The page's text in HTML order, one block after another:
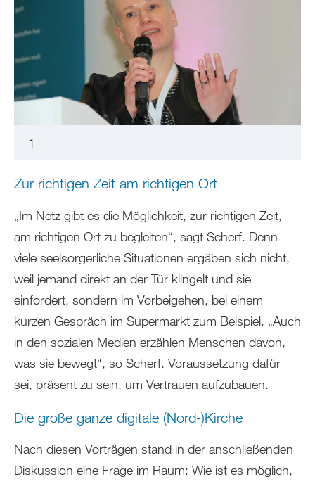
1
Zur richtigen Zeit am richtigen Ort
„Im Netz gibt es die Möglichkeit, zur richtigen Zeit,
am richtigen Ort zu begleiten“, sagt Scherf. Denn
viele seelsorgerliche Situationen ergäben sich nicht,
weil jemand direkt an der Tür klingelt und sie
einfordert, sondern im Vorbeigehen, bei einem
kurzen Gespräch im Supermarkt zum Beispiel. „Auch
in den sozialen Medien erzählen Menschen davon,
was sie bewegt“, so Scherf. Voraussetzung dafür
sei, präsent zu sein, um Vertrauen aufzubauen.
Die große ganze digitale (Nord-)Kirche
Nach diesen Vorträgen stand in der anschließenden
Diskussion eine Frage im Raum: Wie ist es möglich,